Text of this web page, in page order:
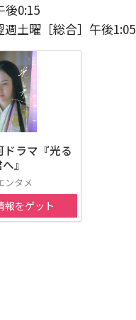
後0:15
週土曜［総合］午後1:05
ラマ『光る
』
ンタメ
報をゲット